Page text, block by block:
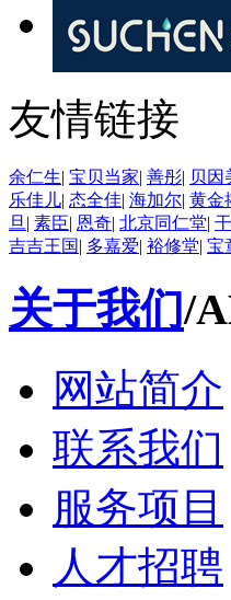
友情链接
余仁生| 宝贝当家| 善彤| 贝因
乐佳儿| 态全佳| 海加尔| 黄金
旦 | 素臣| 恩奇| 北京同仁堂|
吉吉王国| 多嘉爱| 裕修堂| 宝
关于我们/
网站简介
联系我们
服务项目
人才招聘